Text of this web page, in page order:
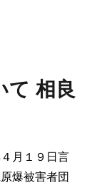
て 相良
月１９日言
爆被害者団